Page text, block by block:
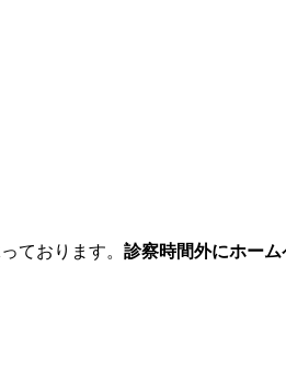
ております。 診察時間外にホー